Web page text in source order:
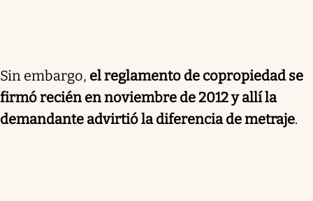
Sin embargo, el reglamento de copropiedad se
firmó recién en noviembre de 2012 y allí la
demandante advirtió la diferencia de metraje.